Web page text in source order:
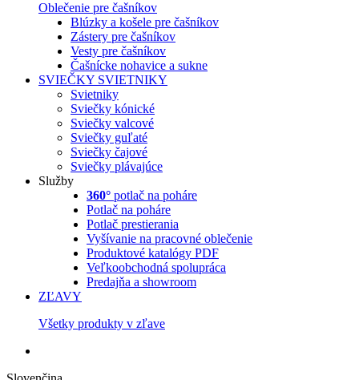
Oblečenie pre čašníkov
Blúzky a košele pre čašníkov
Zástery pre čašníkov
Vesty pre čašníkov
Čašnícke nohavice a sukne
SVIEČKY SVIETNIKY
Svietniky
Sviečky kónické
Sviečky valcové
Sviečky guľaté
Sviečky čajové
Sviečky plávajúce
Služby
360° potlač na poháre
Potlač na poháre
Potlač prestierania
Vyšívanie na pracovné oblečenie
Produktové katalógy PDF
Veľkoobchodná spolupráca
Predajňa a showroom
ZĽAVY
Všetky produkty v zľave